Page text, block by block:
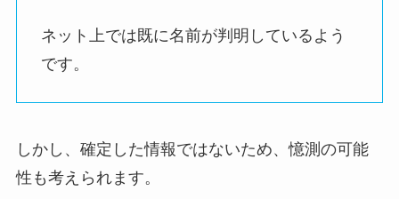
ネット上では既に名前が判明しているよう
です。
しかし、確定した情報ではないため、憶測の可能
性も考えられます。